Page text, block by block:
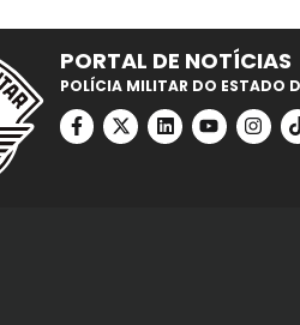
PORTAL DE NOTÍCIAS
POLÍCIA MILITAR DO ESTADO